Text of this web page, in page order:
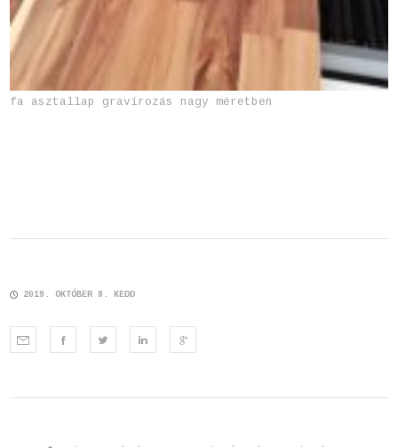
fa asztallap gravírozás nagy méretben
2019. OKTÓBER 8. KEDD